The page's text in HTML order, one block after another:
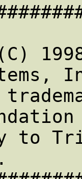
to